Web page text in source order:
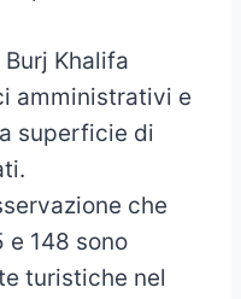
Khalifa
amministrativi e
superficie di
che
e 148 sono
turistiche nel